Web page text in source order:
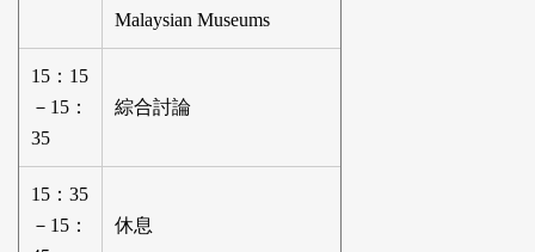
Malaysian Museums
15：15
－15：
35
綜合討論
15：35
－15：
休息